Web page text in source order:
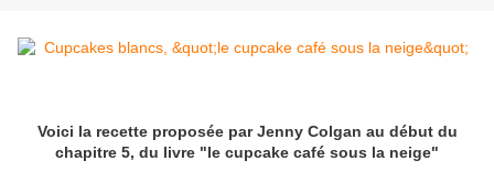
Voici la recette proposée par Jenny Colgan au début du
chapitre 5, du livre "le cupcake café sous la neige"